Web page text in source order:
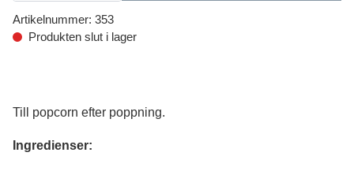
Artikelnummer: 353
Produkten slut i lager
Till popcorn efter poppning.
Ingredienser: